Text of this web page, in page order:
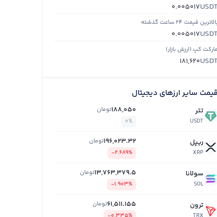
0.005017
قیمت ۲۴ ساعت گذشته
0.005017
مارکت کپ (ارزش بازار)
181,620
قیمت سایر ارزهای دیجیتال
تتر
USDT
188,050تومان
0%
ریپل
XRP
196,023.32تومان
-2.689%
سولانا
SOL
13,763,379.5تومان
-1.903%
ترون 61,511.155تومان